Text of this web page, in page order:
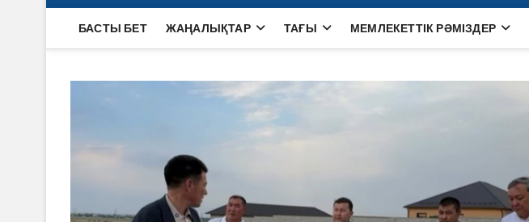
БАСТЫ БЕТ ЖАҢАЛЫҚТАР ТАҒЫ МЕМЛЕКЕТТІК РӘМІЗДЕР